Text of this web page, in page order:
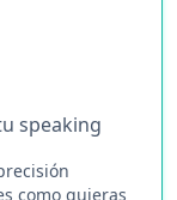
speaking
como quieras